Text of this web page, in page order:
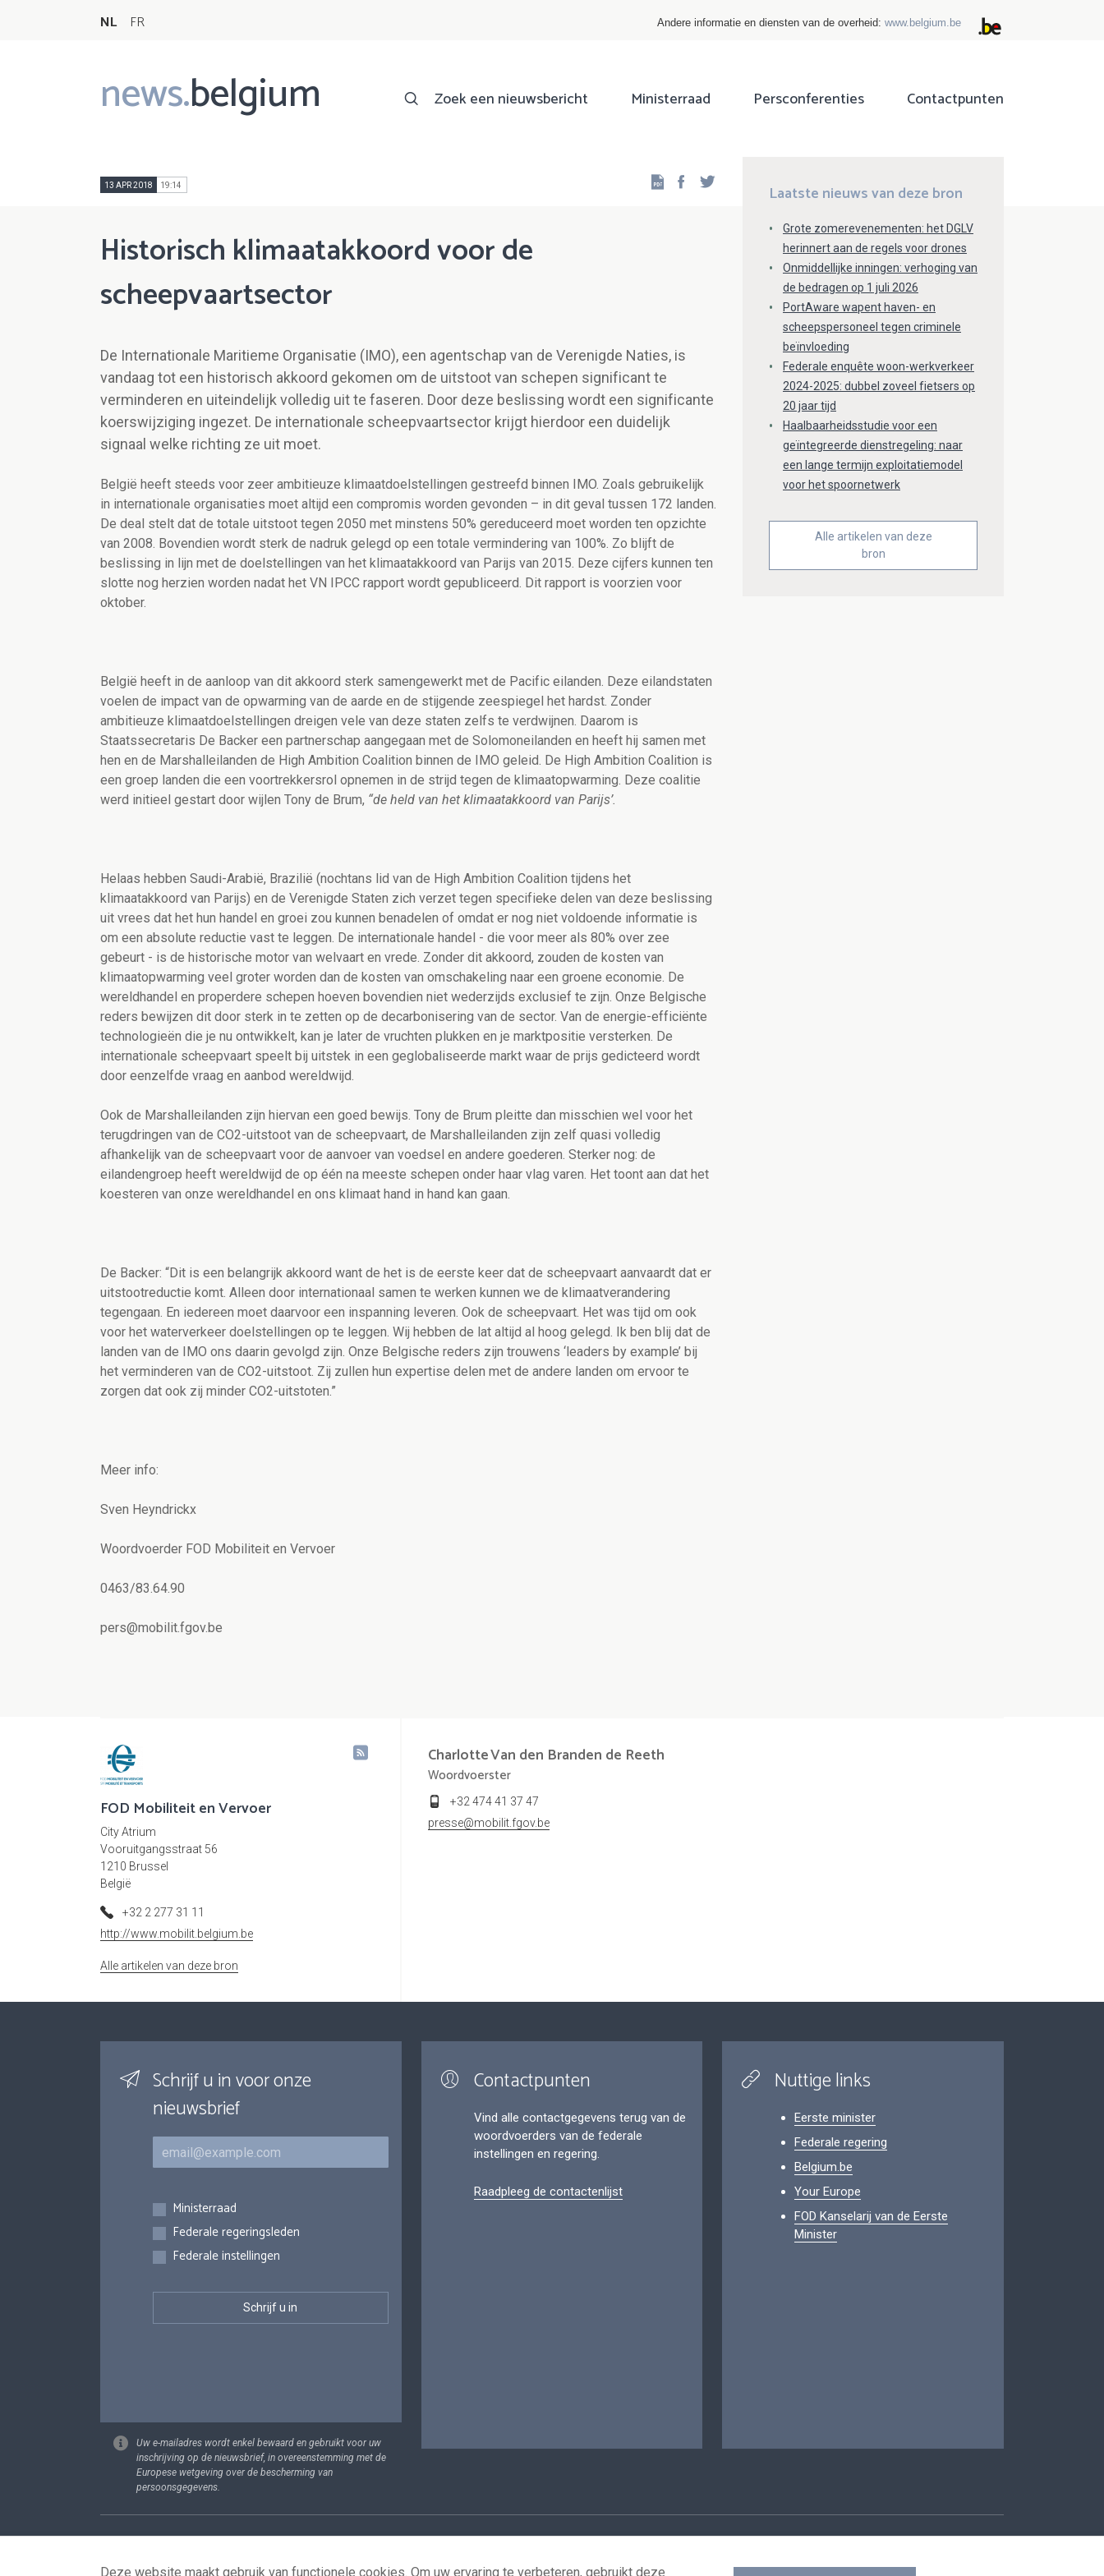
NL FR Andere informatie en diensten van de overheid: www.belgium.be
news.belgium
Main
navigation
Zoek een nieuwsbericht Ministerraad Persconferenties Contactpunten
13 APR 2018 19:14 Facebook
Historisch klimaatakkoord voor de
scheepvaartsector
De Internationale Maritieme Organisatie (IMO), een agentschap van de Verenigde Naties, is
vandaag tot een historisch akkoord gekomen om de uitstoot van schepen significant te
verminderen en uiteindelijk volledig uit te faseren. Door deze beslissing wordt een significante
koerswijziging ingezet. De internationale scheepvaartsector krijgt hierdoor een duidelijk
signaal welke richting ze uit moet.
België heeft steeds voor zeer ambitieuze klimaatdoelstellingen gestreefd binnen IMO. Zoals gebruikelijk
in internationale organisaties moet altijd een compromis worden gevonden – in dit geval tussen 172 landen.
De deal stelt dat de totale uitstoot tegen 2050 met minstens 50% gereduceerd moet worden ten opzichte
van 2008. Bovendien wordt sterk de nadruk gelegd op een totale vermindering van 100%. Zo blijft de
beslissing in lijn met de doelstellingen van het klimaatakkoord van Parijs van 2015. Deze cijfers kunnen ten
slotte nog herzien worden nadat het VN IPCC rapport wordt gepubliceerd. Dit rapport is voorzien voor
oktober.
België heeft in de aanloop van dit akkoord sterk samengewerkt met de Pacific eilanden. Deze eilandstaten
voelen de impact van de opwarming van de aarde en de stijgende zeespiegel het hardst. Zonder
ambitieuze klimaatdoelstellingen dreigen vele van deze staten zelfs te verdwijnen. Daarom is
Staatssecretaris De Backer een partnerschap aangegaan met de Solomoneilanden en heeft hij samen met
hen en de Marshalleilanden de High Ambition Coalition binnen de IMO geleid. De High Ambition Coalition is
een groep landen die een voortrekkersrol opnemen in de strijd tegen de klimaatopwarming. Deze coalitie
werd initieel gestart door wijlen Tony de Brum, “de held van het klimaatakkoord van Parijs’.
Helaas hebben Saudi-Arabië, Brazilië (nochtans lid van de High Ambition Coalition tijdens het
klimaatakkoord van Parijs) en de Verenigde Staten zich verzet tegen specifieke delen van deze beslissing
uit vrees dat het hun handel en groei zou kunnen benadelen of omdat er nog niet voldoende informatie is
om een absolute reductie vast te leggen. De internationale handel - die voor meer als 80% over zee
gebeurt - is de historische motor van welvaart en vrede. Zonder dit akkoord, zouden de kosten van
klimaatopwarming veel groter worden dan de kosten van omschakeling naar een groene economie. De
wereldhandel en properdere schepen hoeven bovendien niet wederzijds exclusief te zijn. Onze Belgische
reders bewijzen dit door sterk in te zetten op de decarbonisering van de sector. Van de energie-efficiënte
technologieën die je nu ontwikkelt, kan je later de vruchten plukken en je marktpositie versterken. De
internationale scheepvaart speelt bij uitstek in een geglobaliseerde markt waar de prijs gedicteerd wordt
door eenzelfde vraag en aanbod wereldwijd.
Ook de Marshalleilanden zijn hiervan een goed bewijs. Tony de Brum pleitte dan misschien wel voor het
terugdringen van de CO2-uitstoot van de scheepvaart, de Marshalleilanden zijn zelf quasi volledig
afhankelijk van de scheepvaart voor de aanvoer van voedsel en andere goederen. Sterker nog: de
eilandengroep heeft wereldwijd de op één na meeste schepen onder haar vlag varen. Het toont aan dat het
koesteren van onze wereldhandel en ons klimaat hand in hand kan gaan.
De Backer: “Dit is een belangrijk akkoord want de het is de eerste keer dat de scheepvaart aanvaardt dat er
uitstootreductie komt. Alleen door internationaal samen te werken kunnen we de klimaatverandering
tegengaan. En iedereen moet daarvoor een inspanning leveren. Ook de scheepvaart. Het was tijd om ook
voor het waterverkeer doelstellingen op te leggen. Wij hebben de lat altijd al hoog gelegd. Ik ben blij dat de
landen van de IMO ons daarin gevolgd zijn. Onze Belgische reders zijn trouwens ‘leaders by example’ bij
het verminderen van de CO2-uitstoot. Zij zullen hun expertise delen met de andere landen om ervoor te
zorgen dat ook zij minder CO2-uitstoten.”
Meer info:
Sven Heyndrickx
Woordvoerder FOD Mobiliteit en Vervoer
0463/83.64.90
pers@mobilit.fgov.be
Laatste nieuws van deze bron
Grote zomerevenementen: het DGLV
herinnert aan de regels voor drones
Onmiddellijke inningen: verhoging van
de bedragen op 1 juli 2026
PortAware wapent haven- en
scheepspersoneel tegen criminele
beïnvloeding
Federale enquête woon-werkverkeer
2024-2025: dubbel zoveel fietsers op
20 jaar tijd
Haalbaarheidsstudie voor een
geïntegreerde dienstregeling: naar
een lange termijn exploitatiemodel
voor het spoornetwerk
Alle artikelen van deze
bron
FOD Mobiliteit en Vervoer
City Atrium
Vooruitgangsstraat 56
1210 Brussel
België
+32 2 277 31 11
http://www.mobilit.belgium.be
Alle artikelen van deze bron
CharlotteVan den Branden de Reeth
Woordvoerster
+32 474 41 37 47
presse@mobilit.fgov.be
Schrijf u in voor onze
nieuwsbrief
E-mail
Inschrijvingen
Ministerraad
Federale regeringsleden
Federale instellingen
Uw e-mailadres wordt enkel bewaard en gebruikt voor uw
inschrijving op de nieuwsbrief, in overeenstemming met de
Europese wetgeving over de bescherming van
persoonsgegevens.
Contactpunten
Vind alle contactgegevens terug van de
woordvoerders van de federale
instellingen en regering.
Raadpleeg de contactenlijst
Nuttige links
Eerste minister
Federale regering
Belgium.be
Your Europe
FOD Kanselarij van de Eerste
Minister
Footer
Deze website maakt gebruik van functionele cookies. Om uw ervaring te verbeteren, gebruikt deze